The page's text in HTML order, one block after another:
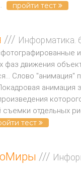
пройти тест
/// Информатика.
фаз движения
Слово "анимация"
анимация
съемки отдельных
тест
///